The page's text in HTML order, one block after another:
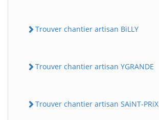
Trouver chantier artisan BiLLY
Trouver chantier artisan YGRANDE
Trouver chantier artisan SAiNT-PRiX